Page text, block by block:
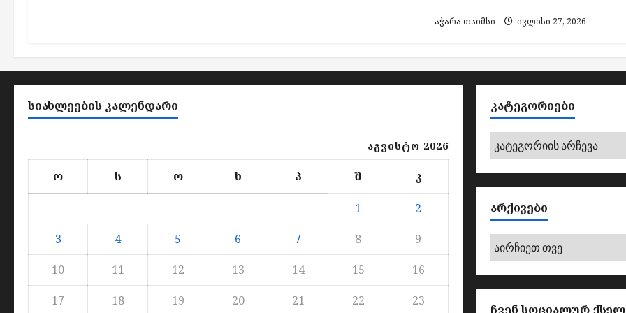
აჭარა თაიმსი ივლისი 27, 2026
ᲡᲘᲐᲮᲚᲔᲔᲑᲘᲡ ᲙᲐᲚᲔᲜᲓᲐᲠᲘ
აგვისტო 2026
ო ს ო ხ პ შ კ
1
2
3
4 5 6 7 8
9
10
11 12 13 14 15
16
17
18 19 20 21 22 23
ᲙᲐᲢᲔᲒᲝᲠᲘᲔᲑᲘ
კატეგორიები
ᲐᲠᲥᲘᲕᲔᲑᲘ
არქივები
ᲩᲕᲔᲜ ᲡᲝᲪᲘᲐᲚᲣᲠ